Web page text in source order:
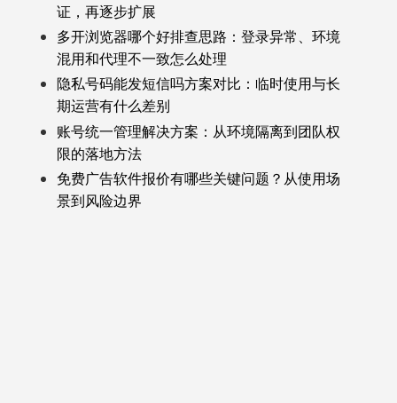
证，再逐步扩展
多开浏览器哪个好排查思路：登录异常、环境
混用和代理不一致怎么处理
隐私号码能发短信吗方案对比：临时使用与长
期运营有什么差别
账号统一管理解决方案：从环境隔离到团队权
限的落地方法
免费广告软件报价有哪些关键问题？从使用场
景到风险边界